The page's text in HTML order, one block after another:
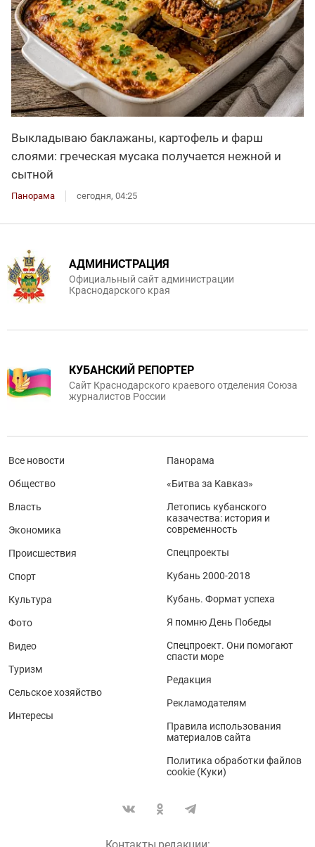
Выкладываю баклажаны, картофель и фарш
слоями: греческая мусака получается нежной и
сытной
Панорама сегодня, 04:25
АДМИНИСТРАЦИЯ
Официальный сайт администрации
Краснодарского края
КУБАНСКИЙ РЕПОРТЕР
Сайт Краснодарского краевого отделения Союза
журналистов России
Все новости
Общество
Власть
Экономика
Происшествия
Спорт
Культура
Фото
Видео
Туризм
Сельское хозяйство
Интересы
Панорама
«Битва за Кавказ»
Летопись кубанского
казачества: история и
современность
Спецпроекты
Кубань 2000-2018
Кубань. Формат успеха
Я помню День Победы
Спецпроект. Они помогают
спасти море
Редакция
Рекламодателям
Правила использования
материалов сайта
Политика обработки файлов
cookie (Куки)